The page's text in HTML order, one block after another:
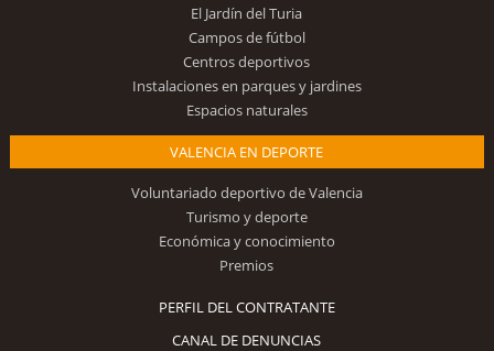
El Jardín del Turia
Campos de fútbol
Centros deportivos
Instalaciones en parques y jardines
Espacios naturales
VALENCIA EN DEPORTE
Voluntariado deportivo de Valencia
Turismo y deporte
Económica y conocimiento
Premios
PERFIL DEL CONTRATANTE
CANAL DE DENUNCIAS